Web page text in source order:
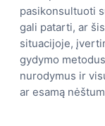
pasikonsultuoti
gali patarti, ar
situacijoje,
gydymo
nurodymus ir
ar esamą